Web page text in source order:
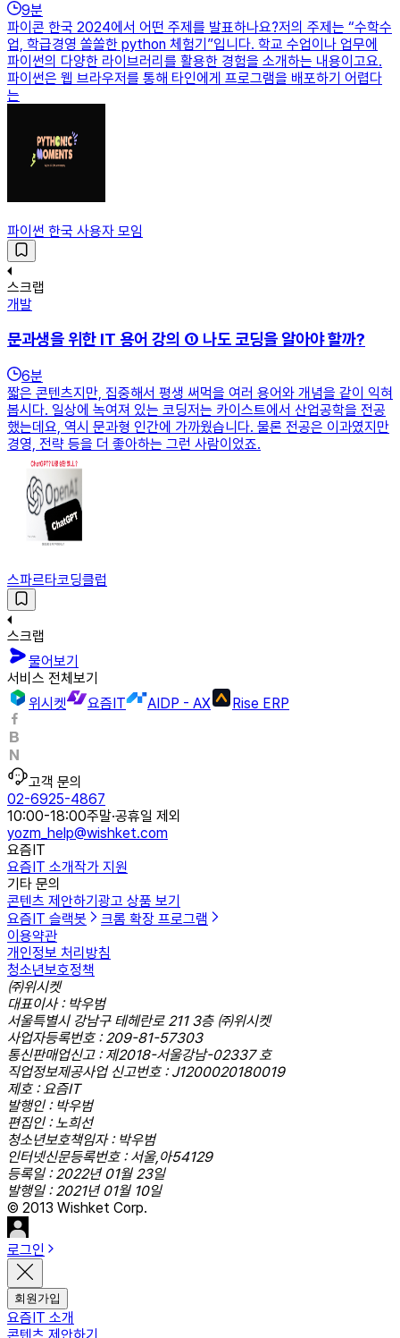
9분
파이콘 한국 2024에서 어떤 주제를 발표하나요?저의 주제는 “수학수
업, 학급경영 쏠쏠한 python 체험기”입니다. 학교 수업이나 업무에
파이썬의 다양한 라이브러리를 활용한 경험을 소개하는 내용이고요.
파이썬은 웹 브라우저를 통해 타인에게 프로그램을 배포하기 어렵다
는
파이썬 한국 사용자 모임
스크랩
개발
문과생을 위한 IT 용어 강의 ① 나도 코딩을 알아야 할까?
6분
짧은 콘텐츠지만, 집중해서 평생 써먹을 여러 용어와 개념을 같이 익혀
봅시다. 일상에 녹여져 있는 코딩저는 카이스트에서 산업공학을 전공
했는데요, 역시 문과형 인간에 가까웠습니다. 물론 전공은 이과였지만
경영, 전략 등을 더 좋아하는 그런 사람이었죠.
스파르타코딩클럽
스크랩
물어보기
서비스 전체보기
위시켓
요즘IT AIDP - AX Rise ERP
고객 문의
02-6925-4867
10:00-18:00주말·공휴일 제외
yozm_help@wishket.com
요즘IT
요즘IT 소개작가 지원
기타 문의
콘텐츠 제안하기 광고 상품 보기
요즘IT 슬랙봇
크롬 확장 프로그램
이용약관
개인정보 처리방침
청소년보호정책
㈜위시켓
대표이사 : 박우범
서울특별시 강남구 테헤란로 211 3층 ㈜위시켓
사업자등록번호 : 209-81-57303
통신판매업신고 : 제2018-서울강남-02337 호
직업정보제공사업 신고번호 : J1200020180019
제호 : 요즘IT
발행인 : 박우범
편집인 : 노희선
청소년보호책임자 : 박우범
인터넷신문등록번호 : 서울,아54129
등록일 : 2022년 01월 23일
발행일 : 2021년 01월 10일
© 2013 Wishket Corp.
로그인
회원가입
요즘IT 소개